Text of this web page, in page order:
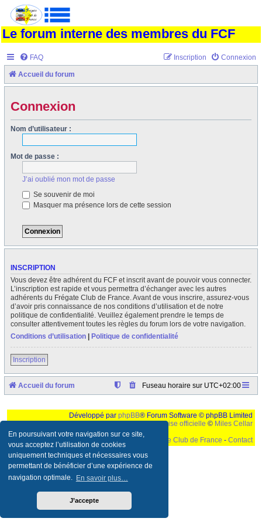
En poursuivant votre navigation sur ce site,
vous acceptez l’utilisation de cookies
uniquement techniques et nécessaires vous
permettant de bénéficier d’une expérience de
navigation optimale. En savoir plus…
J’accepte
Le forum interne des membres du FCF
FAQ Connexion
Inscription
Accueil du forum
Connexion
Nom d’utilisateur :
Mot de passe :
J’ai oublié mon mot de passe
Se souvenir de moi
Masquer ma présence lors de cette session
INSCRIPTION
Vous devez être adhérent du FCF et inscrit avant de pouvoir vous connecter.
L’inscription est rapide et vous permettra d’échanger avec les autres
adhérents du Frégate Club de France. Avant de vous inscrire, assurez-vous
d’avoir pris connaissance de nos conditions d’utilisation et de notre
politique de confidentialité. Veuillez également prendre le temps de
consulter attentivement toutes les règles du forum lors de votre navigation.
Conditions d’utilisation
Politique de confidentialité
Inscription
Accueil du forum Fuseau horaire sur UTC+02:00
Développé par phpBB® Forum Software © phpBB Limited
Traduction française officielle © Miles Cellar
Le Frégate Club de France - Contact
Ceci est un texte de remplissage qui n'a pour but que forcer l'elargissement de la div page...
Ben oui, quand on veut pas d'un "site optimise pour une resolution de 1024x768 et
parametres d'affichage pas defaut de votre navigateur" faut bien trouver des paliatifs !